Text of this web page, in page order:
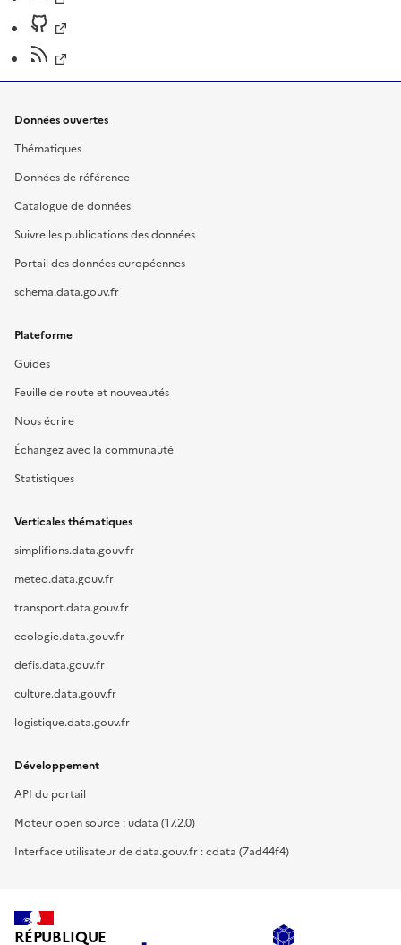
Données ouvertes
Thématiques
Données de référence
Catalogue de données
Suivre les publications des données
Portail des données européennes
schema.data.gouv.fr
Plateforme
Guides
Feuille de route et nouveautés
Nous écrire
Échangez avec la communauté
Statistiques
Verticales thématiques
simplifions.data.gouv.fr
meteo.data.gouv.fr
transport.data.gouv.fr
ecologie.data.gouv.fr
defis.data.gouv.fr
culture.data.gouv.fr
logistique.data.gouv.fr
Développement
API du portail
Moteur open source : udata (17.2.0)
Interface utilisateur de data.gouv.fr : cdata (7ad44f4)
RÉPUBLIQUE